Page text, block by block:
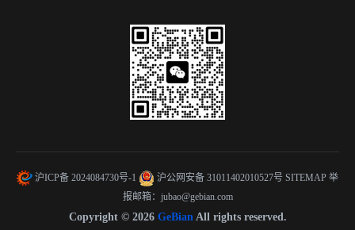
沪ICP备 2024084730号-1 沪公网安备 31011402010527号 SITEMAP 举
报邮箱：jubao@gebian.com
Copyright © 2026 GeBian All rights reserved.